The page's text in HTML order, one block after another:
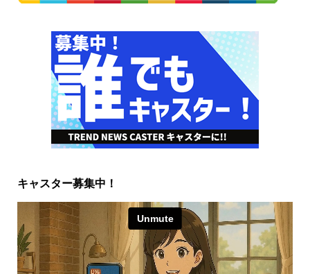
キャスター募集中！